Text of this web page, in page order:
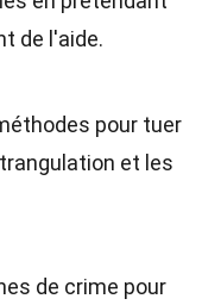
de l'aide.
pour tuer
et les
de crime pour